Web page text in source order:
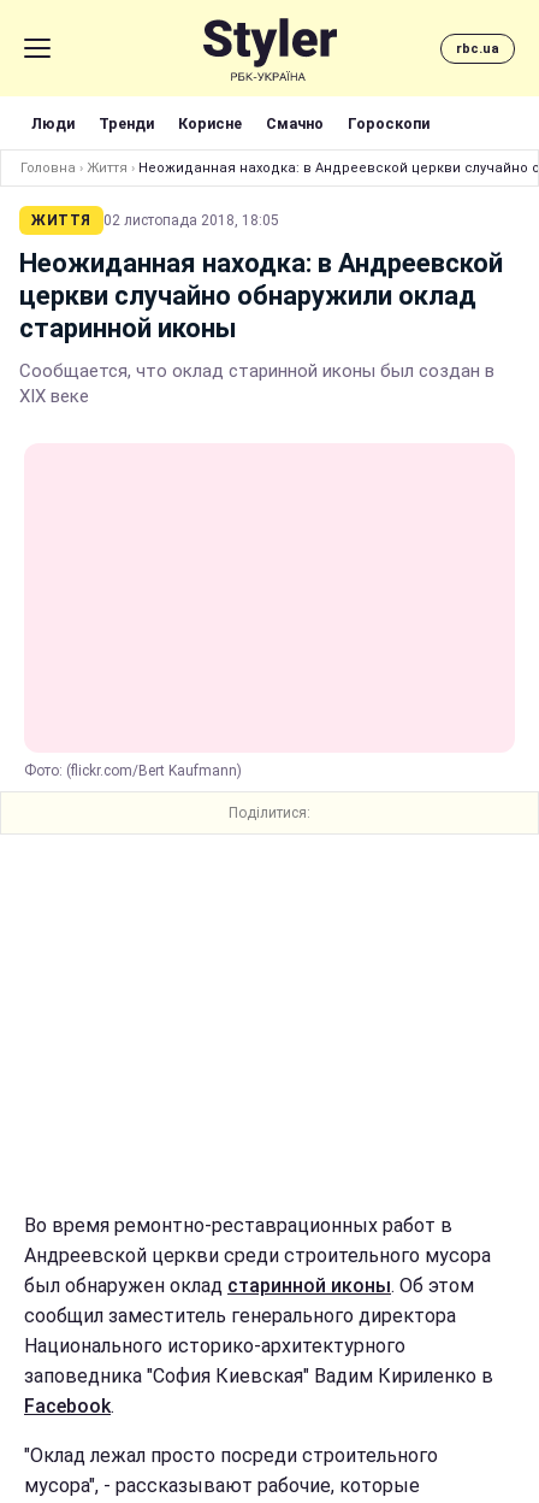
rbc.ua
Люди Тренди Корисне Смачно Гороскопи
Головна › Життя › Неожиданная находка: в Андреевской церкви случайно
ЖИТТЯ 02 листопада 2018, 18:05
Неожиданная находка: в Андреевской
церкви случайно обнаружили оклад
старинной иконы
Сообщается, что оклад старинной иконы был создан в
XIX веке
Фото: (flickr.com/Bert Kaufmann)
Поділитися:
Во время ремонтно-реставрационных работ в
Андреевской церкви среди строительного мусора
был обнаружен оклад старинной иконы. Об этом
сообщил заместитель генерального директора
Национального историко-архитектурного
заповедника "София Киевская" Вадим Кириленко в
Facebook.
"Оклад лежал просто посреди строительного
мусора", - рассказывают рабочие, которые